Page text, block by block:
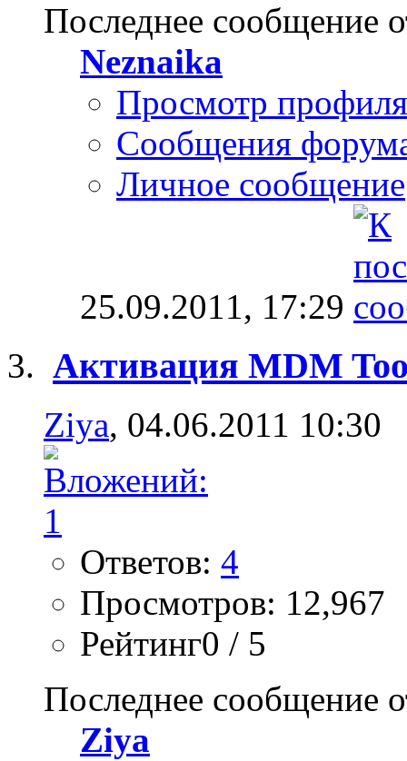
Последнее сообщение
Neznaika
Просмотр профиля
Сообщения
Личное сообщение
25.09.2011, 17:29
Активация MDM
Ziya, 04.06.2011 10:30
Ответов: 4
Просмотров: 12,967
Рейтинг0 / 5
Последнее сообщение
Ziya